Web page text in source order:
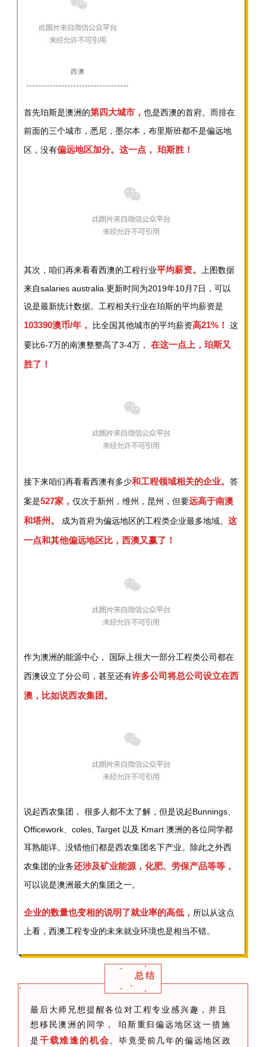
西澳
首先珀斯是澳洲的第四大城市， 也是西澳的首府。而排在
前面的三个城市，悉尼，墨尔本，布里斯班都不是偏远地
区，没有偏远地区加分。这一点， 珀斯胜！
其次，咱们再来看看西澳的工程行业平均薪资。
上图数据
来自salaries australia 更新时间为2019年10月7日，可以
说是最新统计数据。工程相关行业在珀斯的平均薪资是
103390澳币/年， 比全国其他城市的平均薪资高21%！ 这
要比6-7万的南澳整整高了3-4万， 在这一点上，珀斯又
胜了！
接下来咱们再看看西澳有多少和工程领域相关的企业。 答
案是527家， 仅次于新州，维州，昆州，但要远高于南澳
和塔州。
成为首府为偏远地区的工程类企业最多地域。 这
一点和其他偏远地区比，西澳又赢了！
作为澳洲的能源中心， 国际上很大一部分工程类公司都在
西澳设立了分公司，甚至还有许多公司将总公司设立在西
澳，比如说西农集团。
说起西农集团， 很多人都不太了解，但是说起Bunnings、
Officework、coles, Target 以及 Kmart 澳洲的各位同学都
耳熟能详。没错他们都是西农集团名下产业。除此之外西
农集团的业务还涉及矿业能源，化肥、劳保产品等等，
可以说是澳洲最大的集团之一。
企业的数量也变相的说明了就业率的高低， 所以从这点
上看，西澳工程专业的未来就业环境也是相当不错。
总结
最后大师兄想提醒各位对工程专业感兴趣，并且
想移民澳洲的同学， 珀斯重归偏远地区这一措施
是千载难逢的机会。毕竟受前几年的偏远地区政